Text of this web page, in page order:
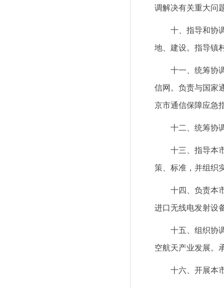
调解决有关重大问
十、指导和协
地、建设。指导镇
十一、统筹协
信网。负责与国家
京市通信保障应急
十二、统筹协
十三、指导本
策、标准，并组织
十四、负责本
进口无线电发射设
十五、组织协
空航天产业发展。
十六、开展本